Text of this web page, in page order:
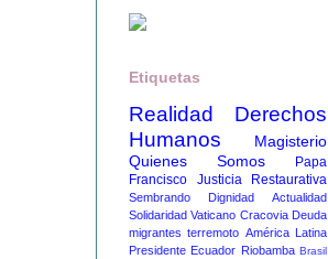
Etiquetas
Realidad
Derechos
Humanos
Magisterio
Quienes Somos
Papa
Francisco
Justicia Restaurativa
Sembrando Dignidad
Actualidad
Solidaridad Vaticano Cracovia Deuda
migrantes terremoto América Latina
Presidente Ecuador Riobamba Brasil